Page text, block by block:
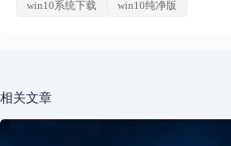
win10系统下载
win10纯净版
相关文章